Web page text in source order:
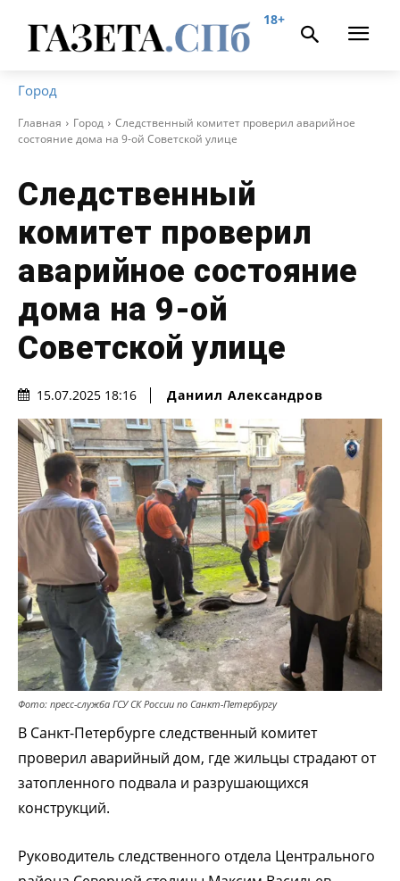
18+
Город
Главная Город
Следственный комитет проверил аварийное
состояние дома на 9-ой Советской улице
Следственный
комитет проверил
аварийное состояние
дома на 9-ой
Советской улице
15.07.2025 18:16 Даниил Александров
Фото: пресс-служба ГСУ СК России по Санкт-Петербургу
В Санкт-Петербурге следственный комитет
проверил аварийный дом, где жильцы страдают от
затопленного подвала и разрушающихся
конструкций.
Руководитель следственного отдела Центрального